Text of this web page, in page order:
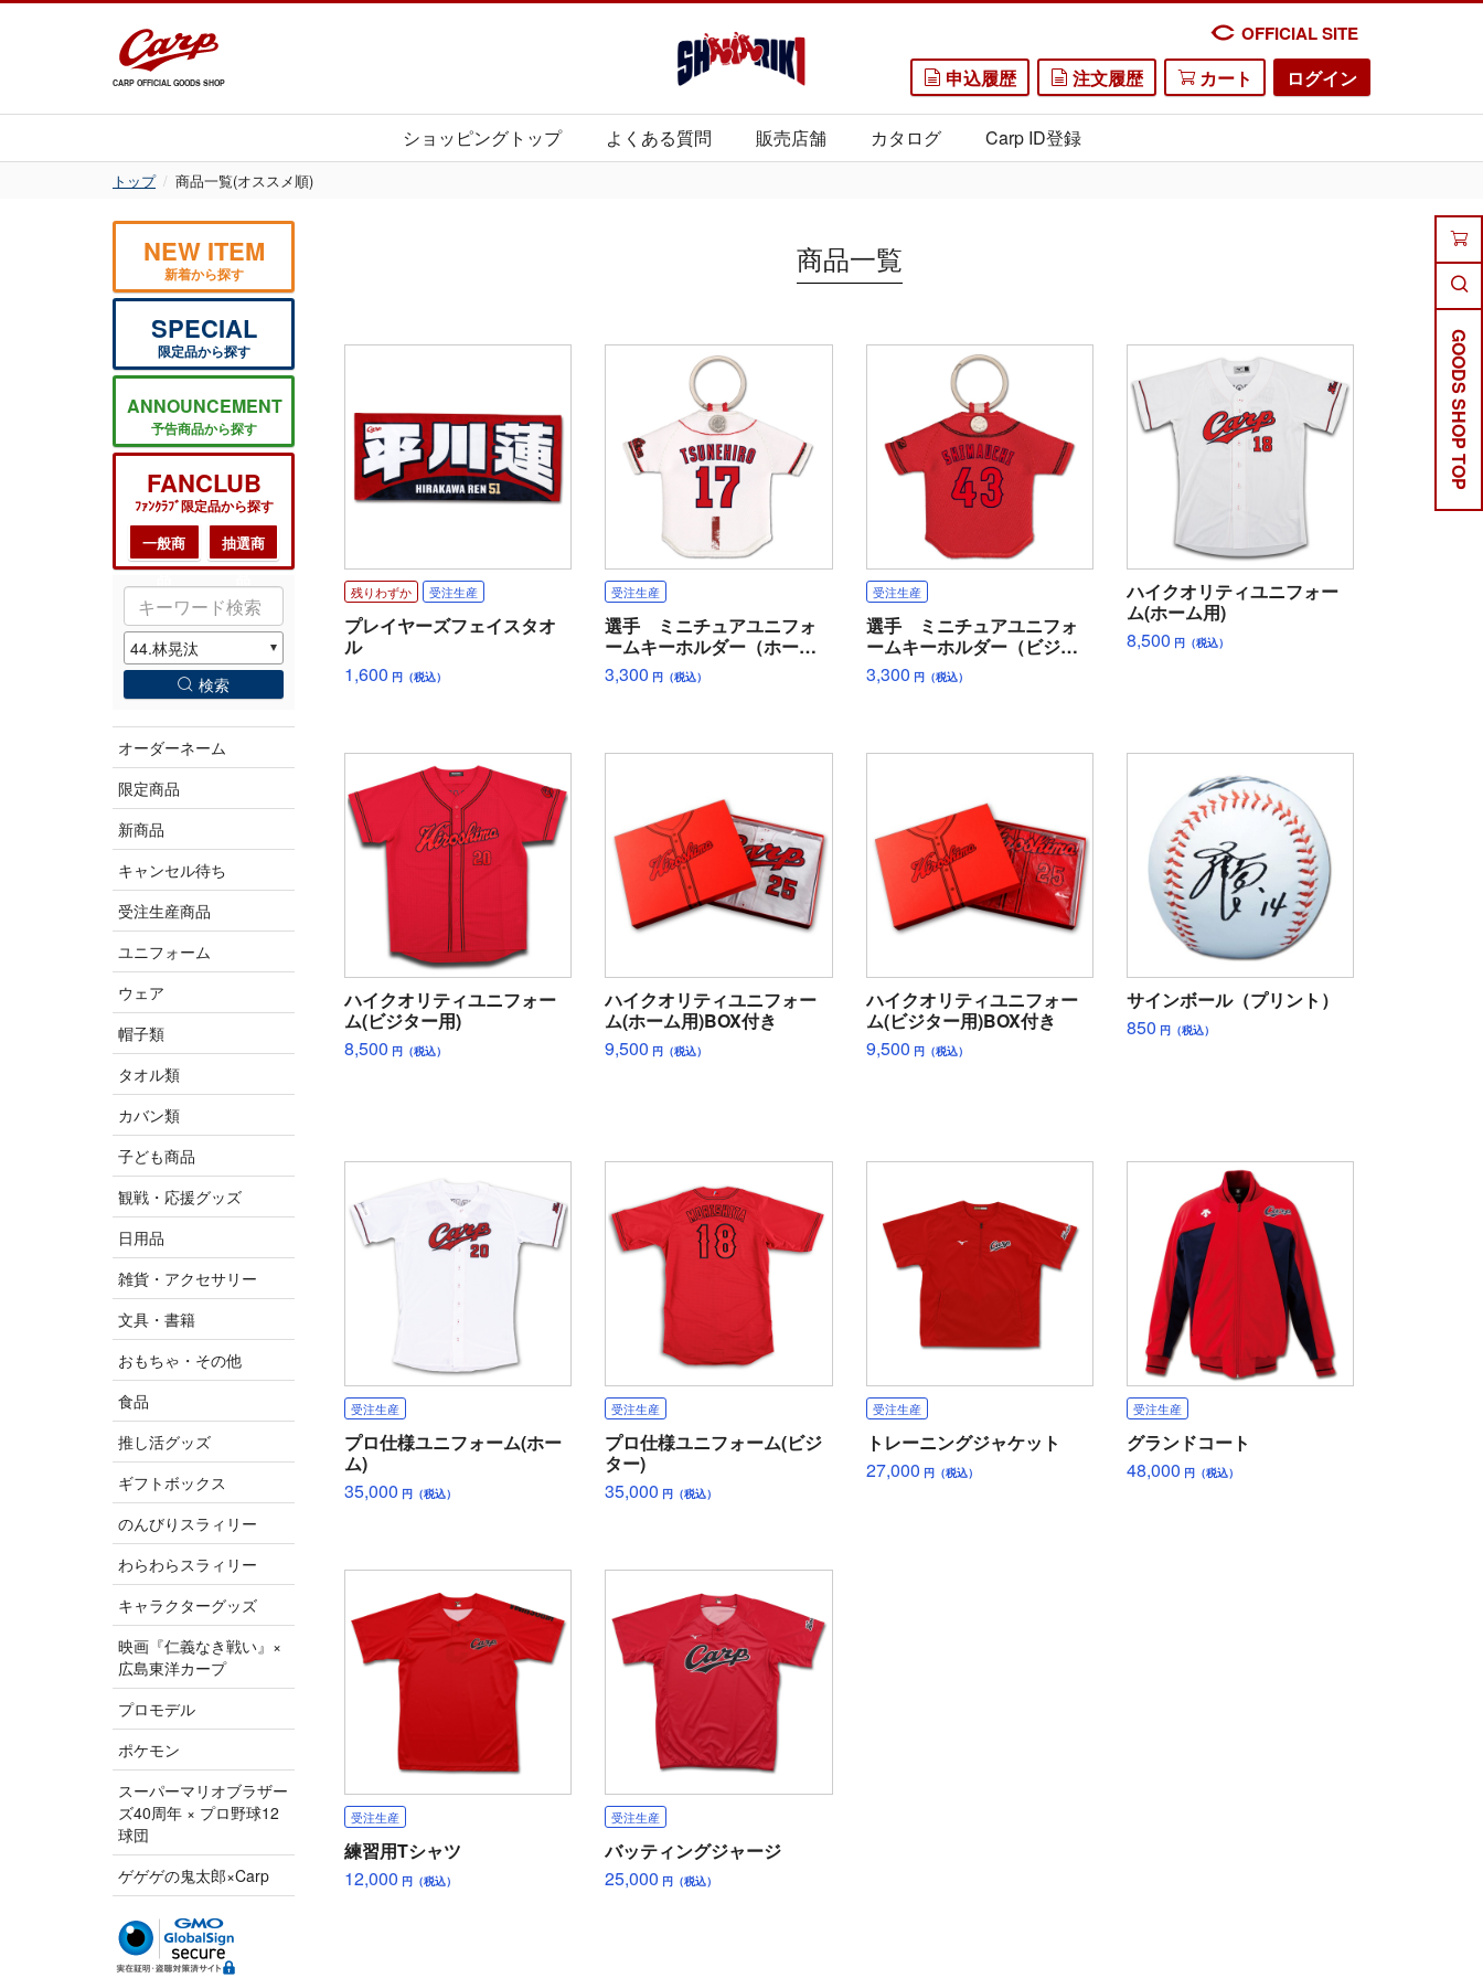
CARP OFFICIAL GOODS SHOP
OFFICIAL SITE
申込履歴 注文履歴 カート ログイン
ショッピングトップ よくある質問 販売店舗 カタログ Carp ID登録
トップ 商品一覧(オススメ順)
NEW ITEM
新着から探す
SPECIAL
限定品から探す
ANNOUNCEMENT
予告商品から探す
FANCLUB
ﾌｧﾝｸﾗﾌﾞ限定品から探す
一般商
抽選商
検索
オーダーネーム
限定商品
新商品
キャンセル待ち
受注生産商品
ユニフォーム
ウェア
帽子類
タオル類
カバン類
子ども商品
観戦・応援グッズ
日用品
雑貨・アクセサリー
文具・書籍
おもちゃ・その他
食品
推し活グッズ
ギフトボックス
のんびりスラィリー
わらわらスラィリー
キャラクターグッズ
映画『仁義なき戦い』×
広島東洋カープ
プロモデル
ポケモン
スーパーマリオブラザー
ズ40周年 × プロ野球12
球団
ゲゲゲの鬼太郎×Carp
GOODS SHOP TOP
商品一覧
残りわずか 受注生産
プレイヤーズフェイスタオ
ル
1,600 円（税込）
受注生産
選手 ミニチュアユニフォ
ームキーホルダー（ホー
ム）
3,300 円（税込）
受注生産
選手 ミニチュアユニフォ
ームキーホルダー（ビジタ
ー）
3,300 円（税込）
ハイクオリティユニフォー
ム(ホーム用)
8,500 円（税込）
ハイクオリティユニフォー
ム(ビジター用)
8,500 円（税込）
ハイクオリティユニフォー
ム(ホーム用)BOX付き
9,500 円（税込）
ハイクオリティユニフォー
ム(ビジター用)BOX付き
9,500 円（税込）
サインボール（プリント）
850 円（税込）
受注生産
プロ仕様ユニフォーム(ホー
ム)
35,000 円（税込）
受注生産
プロ仕様ユニフォーム(ビジ
ター)
35,000 円（税込）
受注生産
トレーニングジャケット
27,000 円（税込）
受注生産
グランドコート
48,000 円（税込）
受注生産
練習用Tシャツ
12,000 円（税込）
受注生産
バッティングジャージ
25,000 円（税込）